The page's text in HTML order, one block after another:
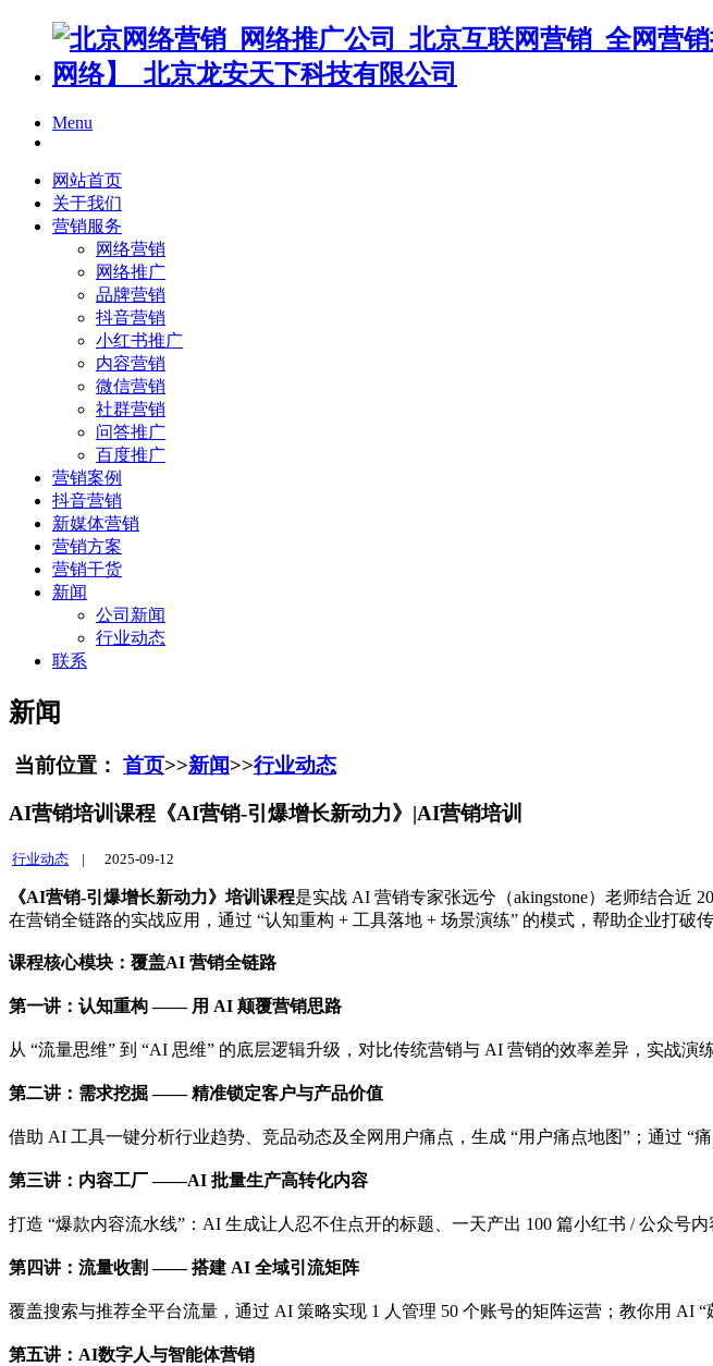
Menu
网站首页
关于我们
营销服务
网络营销
网络推广
品牌营销
抖音营销
小红书推广
内容营销
微信营销
社群营销
问答推广
百度推广
营销案例
抖音营销
新媒体营销
营销方案
营销干货
新闻
公司新闻
行业动态
联系
新闻
当前位置： 首页>>新闻>>行业动态
AI营销培训课程《AI营销-引爆增长新动力》|AI营销培训
行业动态 | 2025-09-12
《AI营销-引爆增长新动力》培训课程是实战 AI 营销专家张远兮（akingstone）老师结合近
在营销全链路的实战应用，通过 “认知重构 + 工具落地 + 场景演练” 的模式，帮助企业打破
课程核心模块：覆盖AI 营销全链路
第一讲：认知重构 —— 用 AI 颠覆营销思路
从 “流量思维” 到 “AI 思维” 的底层逻辑升级，对比传统营销与 AI 营销的效率差异，实战演
第二讲：需求挖掘 —— 精准锁定客户与产品价值
借助 AI 工具一键分析行业趋势、竞品动态及全网用户痛点，生成 “用户痛点地图”；通过 “
第三讲：内容工厂 ——AI 批量生产高转化内容
打造 “爆款内容流水线”：AI 生成让人忍不住点开的标题、一天产出 100 篇小红书 / 公众号
第四讲：流量收割 —— 搭建 AI 全域引流矩阵
覆盖搜索与推荐全平台流量，通过 AI 策略实现 1 人管理 50 个账号的矩阵运营；教你用 AI
第五讲：AI数字人与智能体营销